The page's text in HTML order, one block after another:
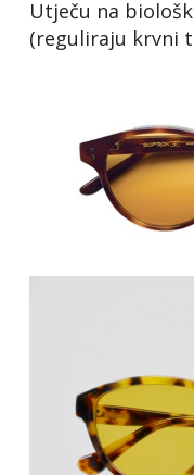
Utječu na
(reguliraju krvni